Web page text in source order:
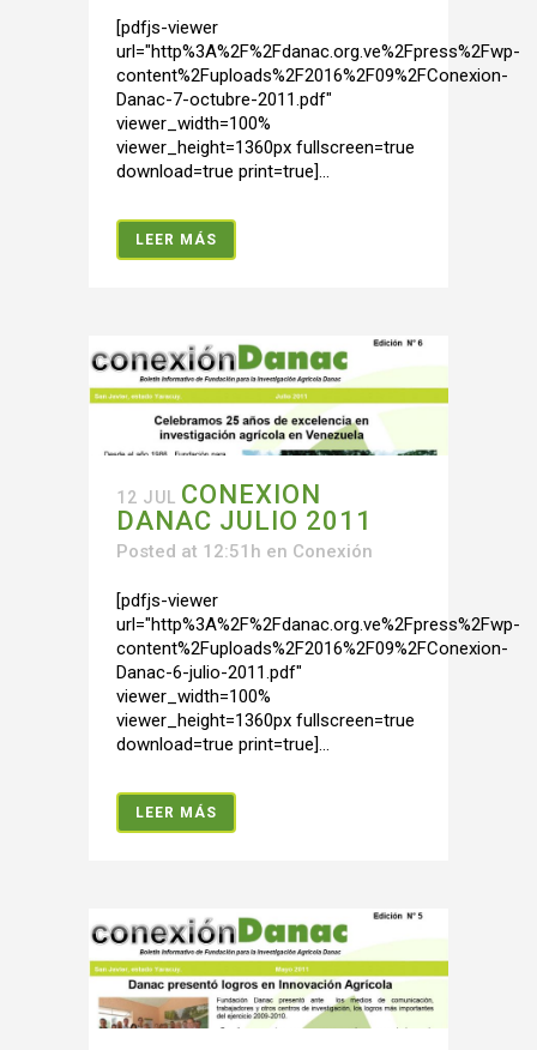
[pdfjs-viewer
url="http%3A%2F%2Fdanac.org.ve%2Fpress%2Fwp-
content%2Fuploads%2F2016%2F09%2FConexion-
Danac-7-octubre-2011.pdf"
viewer_width=100%
viewer_height=1360px fullscreen=true
download=true print=true]...
LEER MÁS
12 JUL CONEXION
DANAC JULIO 2011
Posted at 12:51h en Conexión
[pdfjs-viewer
url="http%3A%2F%2Fdanac.org.ve%2Fpress%2Fwp-
content%2Fuploads%2F2016%2F09%2FConexion-
Danac-6-julio-2011.pdf"
viewer_width=100%
viewer_height=1360px fullscreen=true
download=true print=true]...
LEER MÁS